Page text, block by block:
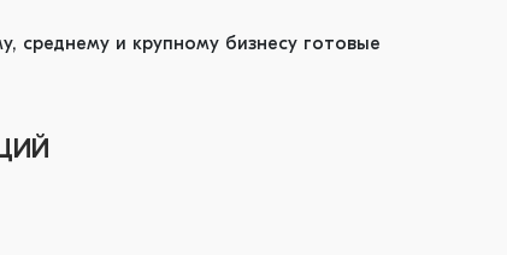
среднему и крупному бизнесу готовые